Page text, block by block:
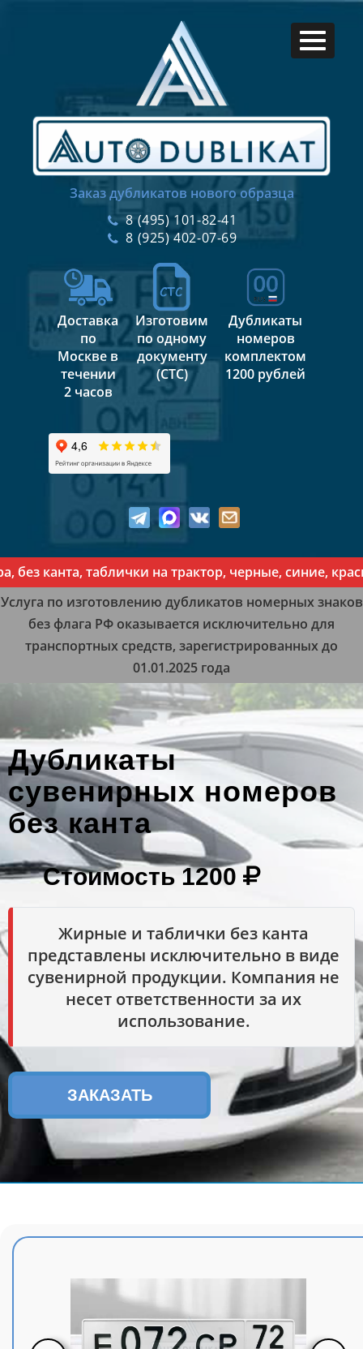
Заказ дубликатов нового образца
8 (495) 101-82-41
8 (925) 402-07-69
Доставка
по
Москве в
течении
2 часов
Изготовим
по одному
документу
(СТС)
Дубликаты
номеров
комплектом
1200 рублей
канта, таблички на трактор, черные, синие,
Услуга по изготовлению дубликатов номерных знаков
без флага РФ оказывается исключительно для
транспортных средств, зарегистрированных до
01.01.2025 года
Дубликаты
сувенирных номеров
без канта
Стоимость 1200
Жирные и таблички без канта
представлены исключительно в виде
сувенирной продукции. Компания не
несет ответственности за их
использование.
ЗАКАЗАТЬ